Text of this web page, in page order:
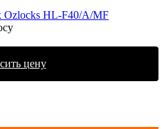
HL-F40/A/MF
цену